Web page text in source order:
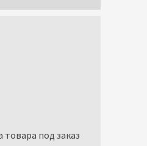
товара под заказ